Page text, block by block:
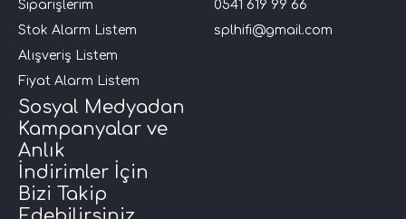
Siparişlerim
Stok Alarm Listem
Alışveriş Listem
Fiyat Alarm Listem
0541 619 99 66
splhifi@gmail.com
Sosyal Medyadan
Kampanyalar ve
Anlık
İndirimler İçin
Bizi Takip